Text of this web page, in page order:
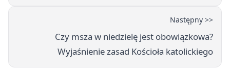
Następny >>
Czy msza w niedzielę jest obowiązkowa?
Wyjaśnienie zasad Kościoła katolickiego